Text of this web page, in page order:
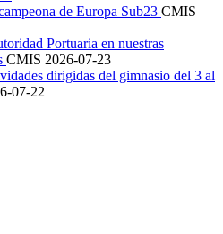
de Europa Sub23 CMIS
Portuaria en nuestras
CMIS 2026-07-23
dirigidas del gimnasio del 3 al
07-22